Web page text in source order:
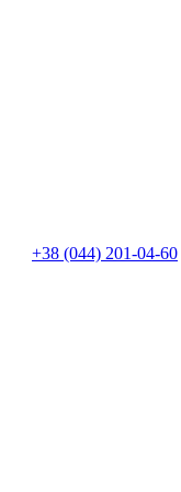
+38 (044) 201-04-60